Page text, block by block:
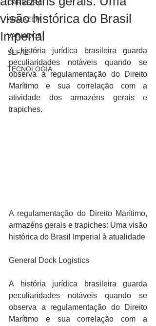
CARREIRA
ARMAZÉM
VARIADOS
SEFAZ
TECNOLOGIA
visão histórica do Brasil
Imperial
A história jurídica brasileira guarda
peculiaridades notáveis quando se
observa a regulamentação do Direito
Marítimo e sua correlação com a
atividade dos armazéns gerais e
trapiches.
A regulamentação do Direito Marítimo,
armazéns gerais e trapiches: Uma visão
histórica do Brasil Imperial à atualidade
General Dock Logistics
A história jurídica brasileira guarda
peculiaridades notáveis quando se
observa a regulamentação do Direito
Marítimo e sua correlação com a